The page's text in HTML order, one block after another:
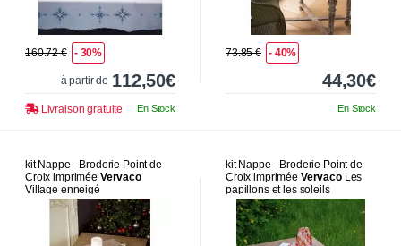
160.72 € - 30%
à partir de 112,50€
Livraison gratuite En Stock
73.85 € - 40%
44,30€
En Stock
kit Nappe - Broderie Point de
Croix imprimée Vervaco
Village enneigé
kit Nappe - Broderie Point de
Croix imprimée VervacoLes
papillons et les soleils